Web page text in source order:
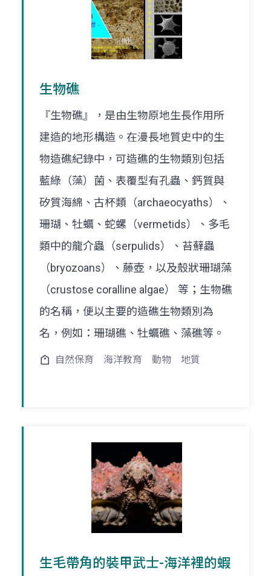
生物礁
『生物礁』，是由生物原地生長作用所
建造的地形構造。在漫長地質史中的生
物造礁紀錄中，可造礁的生物類別包括
藍綠（藻）菌、表覆型有孔蟲、鈣質與
矽質海綿、古杯類（archaeocyaths）、
珊瑚、牡蠣、蛇螺（vermetids）、多毛
類中的龍介蟲（serpulids）、苔蘚蟲
（bryozoans）、藤壺，以及殼狀珊瑚藻
（crustose coralline algae） 等；生物礁
的名稱，便以主要的造礁生物類別為
名，例如：珊瑚礁、牡蠣礁、藻礁等。
自然保育 海洋教育 動物 地質
生毛帶角的裝甲武士-海洋裡的蝦